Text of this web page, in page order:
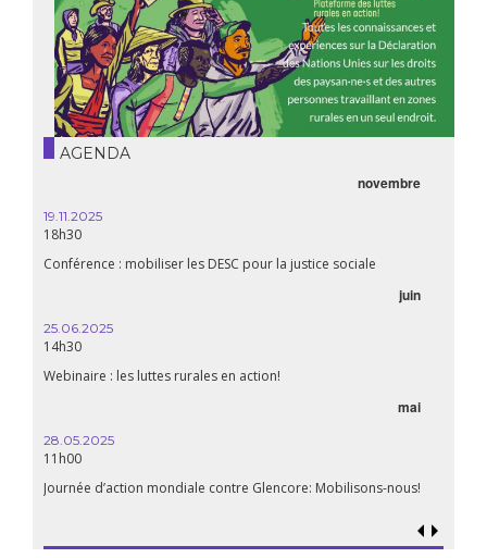
AGENDA
novembre
19.11.2025
18h30
Conférence : mobiliser les DESC pour la justice sociale
juin
25.06.2025
14h30
Webinaire : les luttes rurales en action!
mai
28.05.2025
11h00
Journée d’action mondiale contre Glencore: Mobilisons-nous!